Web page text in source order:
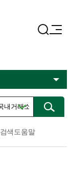
검색도움말